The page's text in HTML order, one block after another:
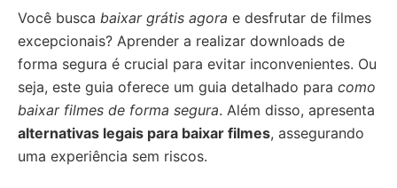
Você busca baixar grátis agora e desfrutar de filmes
excepcionais? Aprender a realizar downloads de
forma segura é crucial para evitar inconvenientes. Ou
seja, este guia oferece um guia detalhado para como
baixar filmes de forma segura. Além disso, apresenta
alternativas legais para baixar filmes, assegurando
uma experiência sem riscos.